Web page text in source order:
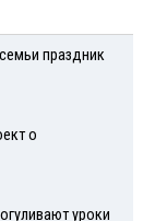
праздник
о
уроки